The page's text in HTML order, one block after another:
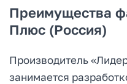
Преимущества
Плюс (Россия)
Производитель
занимается